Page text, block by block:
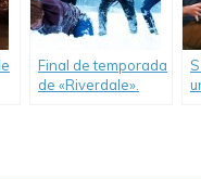
Final de temporada
de «Riverdale».